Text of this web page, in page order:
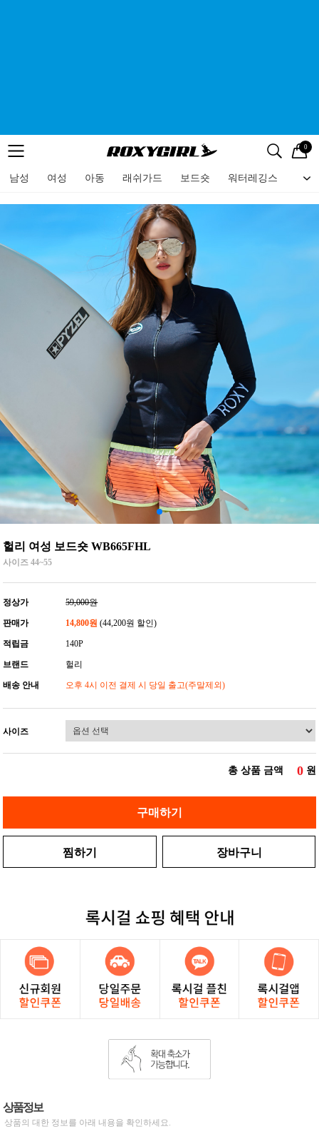
메뉴 검색
로고 0
남성 여성 아동 래쉬가드 보드숏 워터레깅스 비
메뉴
헐리 여성 보드숏 WB665FHL
사이즈 44~55
정상가 59,000원
판매가 14,800원 (44,200원 할인)
적립금 140P
브랜드 헐리
배송 안내 오후 4시 이전 결제 시 당일 출고(주말제외)
사이즈
총 상품 금액 0 원
구매하기
찜하기 장바구니
상품정보
상품의 대한 정보를 아래 내용을 확인하세요.